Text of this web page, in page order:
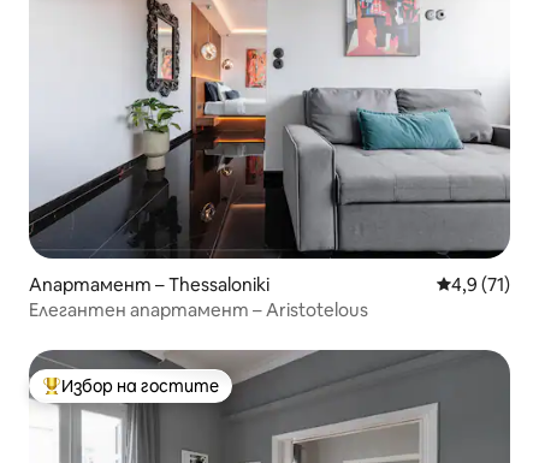
Апартамент – Thessaloniki Средна
4,9 (71)
Елегантен апартамент – Aristotelous
Най-популярен избор на гостите
Избор на гостите